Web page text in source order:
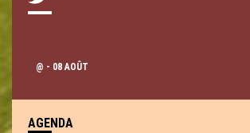
@ - 08 AOÛT
AGENDA